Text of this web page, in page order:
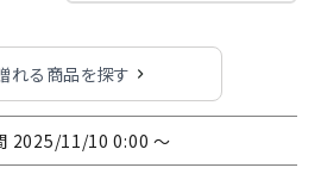
れる商品を探す
2025/11/10 0:00 〜